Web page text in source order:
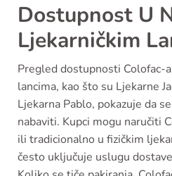
Dostupnost U
Ljekarničkim
Pregled dostupnosti Colofac-
lancima, kao što su Ljekarne
Ljekarna Pablo, pokazuje da
nabaviti. Kupci mogu naručiti
ili tradicionalno u fizičkim
često uključuje uslugu